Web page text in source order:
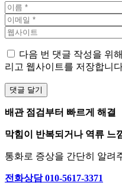
다음 번 댓글 작성을 위
리고 웹사이트를 저장합니
배관 점검부터 빠르게 해결
막힘이 반복되거나 역류 느
통화로 증상을 간단히 알려
전화상담 010-5617-3371